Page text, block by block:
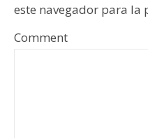
este navegador para la
Comment